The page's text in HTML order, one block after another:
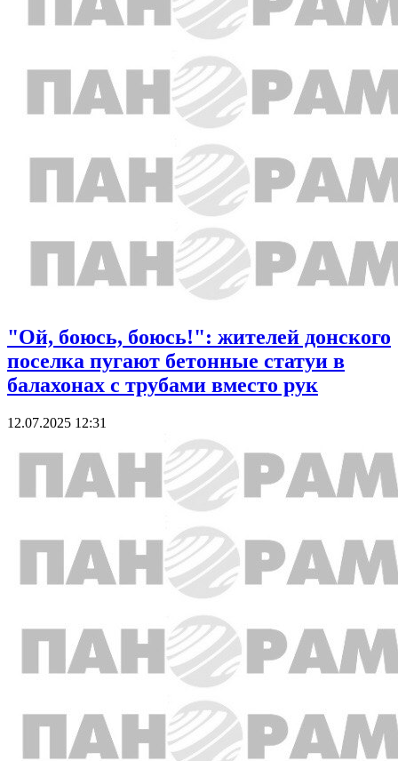
"Ой, боюсь, боюсь!": жителей донского
поселка пугают бетонные статуи в
балахонах с трубами вместо рук
12.07.2025 12:31